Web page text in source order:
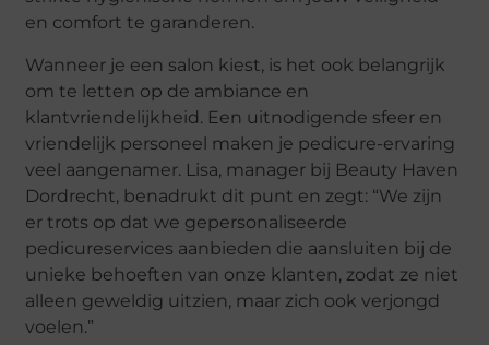
en comfort te garanderen.
Wanneer je een salon kiest, is het ook belangrijk
om te letten op de ambiance en
klantvriendelijkheid. Een uitnodigende sfeer en
vriendelijk personeel maken je pedicure-ervaring
veel aangenamer. Lisa, manager bij Beauty Haven
Dordrecht, benadrukt dit punt en zegt: “We zijn
er trots op dat we gepersonaliseerde
pedicureservices aanbieden die aansluiten bij de
unieke behoeften van onze klanten, zodat ze niet
alleen geweldig uitzien, maar zich ook verjongd
voelen.”